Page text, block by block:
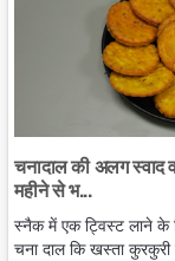
चनादाल की अलग स्वाद
महीने से भ...
स्नैक में एक ट्विस्ट लाने के
चना दाल कि खस्ता कुरकुरी